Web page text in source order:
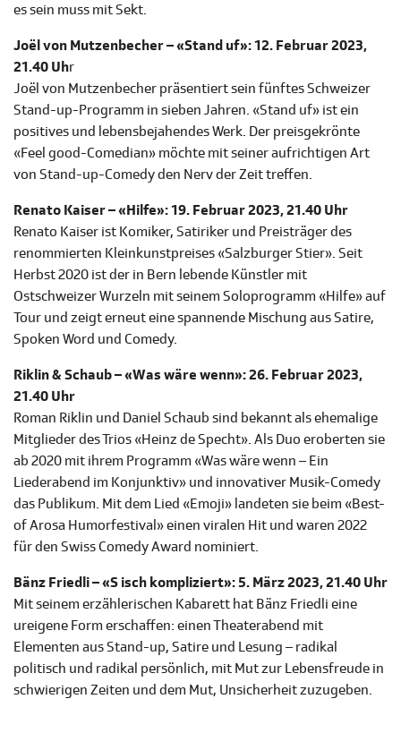
es sein muss mit Sekt.
Joël von Mutzenbecher – «Stand uf»: 12. Februar 2023,
21.40 Uhr
Joël von Mutzenbecher präsentiert sein fünftes Schweizer
Stand-up-Programm in sieben Jahren. «Stand uf» ist ein
positives und lebensbejahendes Werk. Der preisgekrönte
«Feel good-Comedian» möchte mit seiner aufrichtigen Art
von Stand-up-Comedy den Nerv der Zeit treffen.
Renato Kaiser – «Hilfe»: 19. Februar 2023, 21.40 Uhr
Renato Kaiser ist Komiker, Satiriker und Preisträger des
renommierten Kleinkunstpreises «Salzburger Stier». Seit
Herbst 2020 ist der in Bern lebende Künstler mit
Ostschweizer Wurzeln mit seinem Soloprogramm «Hilfe» auf
Tour und zeigt erneut eine spannende Mischung aus Satire,
Spoken Word und Comedy.
Riklin & Schaub – «Was wäre wenn»: 26. Februar 2023,
21.40 Uhr
Roman Riklin und Daniel Schaub sind bekannt als ehemalige
Mitglieder des Trios «Heinz de Specht». Als Duo eroberten sie
ab 2020 mit ihrem Programm «Was wäre wenn – Ein
Liederabend im Konjunktiv» und innovativer Musik-Comedy
das Publikum. Mit dem Lied «Emoji» landeten sie beim «Best-
of Arosa Humorfestival» einen viralen Hit und waren 2022
für den Swiss Comedy Award nominiert.
Bänz Friedli – «S isch kompliziert»: 5. März 2023, 21.40 Uhr
Mit seinem erzählerischen Kabarett hat Bänz Friedli eine
ureigene Form erschaffen: einen Theaterabend mit
Elementen aus Stand-up, Satire und Lesung – radikal
politisch und radikal persönlich, mit Mut zur Lebensfreude in
schwierigen Zeiten und dem Mut, Unsicherheit zuzugeben.